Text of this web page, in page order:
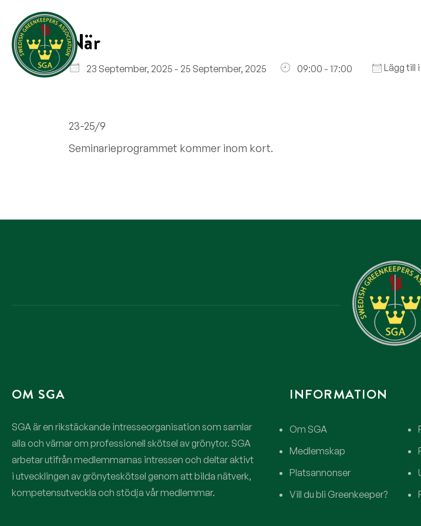
När
23 September, 2025 - 25 September, 2025 09:00 - 17:00 Lägg till
Ladda ner ICS
23-25/9
Seminarieprogrammet kommer inom kort.
OM SGA
SGA är en rikstäckande intresseorganisation som samlar
alla och värnar om professionell skötsel av grönytor. SGA
arbetar utifrån medlemmarnas intressen och deltar aktivt
i utvecklingen av grönyteskötsel genom att bilda nätverk,
kompetensutveckla och stödja vår medlemmar.
INFORMATION
Om SGA
Medlemskap
Platsannonser
Vill du bli Greenkeeper?